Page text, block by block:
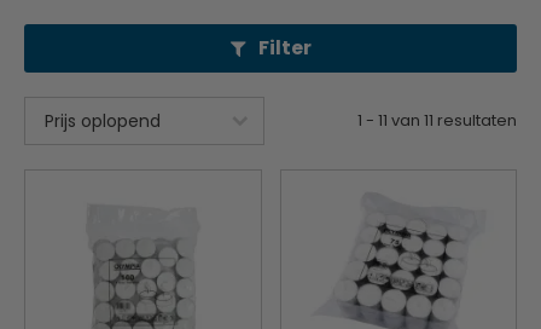
Filter
1 - 11 van 11 resultaten